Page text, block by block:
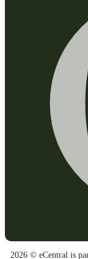
2026 © eCentral is